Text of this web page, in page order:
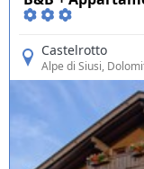
Castelrotto
Alpe di Siusi,